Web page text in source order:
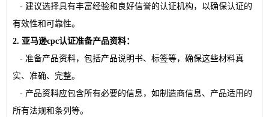
- 建议选择具有丰富经验和良好信誉的认证机构，以确保认证的
有效性和可靠性。
2. 亚马逊cpc认证准备产品资料：
- 准备产品资料，包括产品说明书、标签等，确保这些材料真
实、准确、完整。
- 产品资料应包含所有必要的信息，如制造商信息、产品适用的
所有法规和条列等。